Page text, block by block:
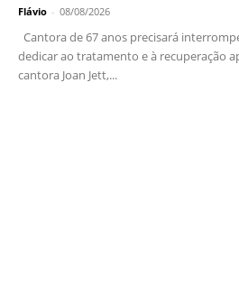
Flávio - 08/08/2026
Cantora de 67 anos precisará
dedicar ao tratamento e à recuperação
cantora Joan Jett,...